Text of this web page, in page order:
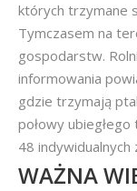
których trzymane
Tymczasem na
gospodarstw.
informowania
gdzie trzymają
połowy
48 indywidualnych
WAŻNA